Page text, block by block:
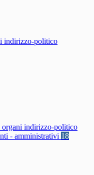
indirizzo-politico
organi indirizzo-politico
- amministrativi 18